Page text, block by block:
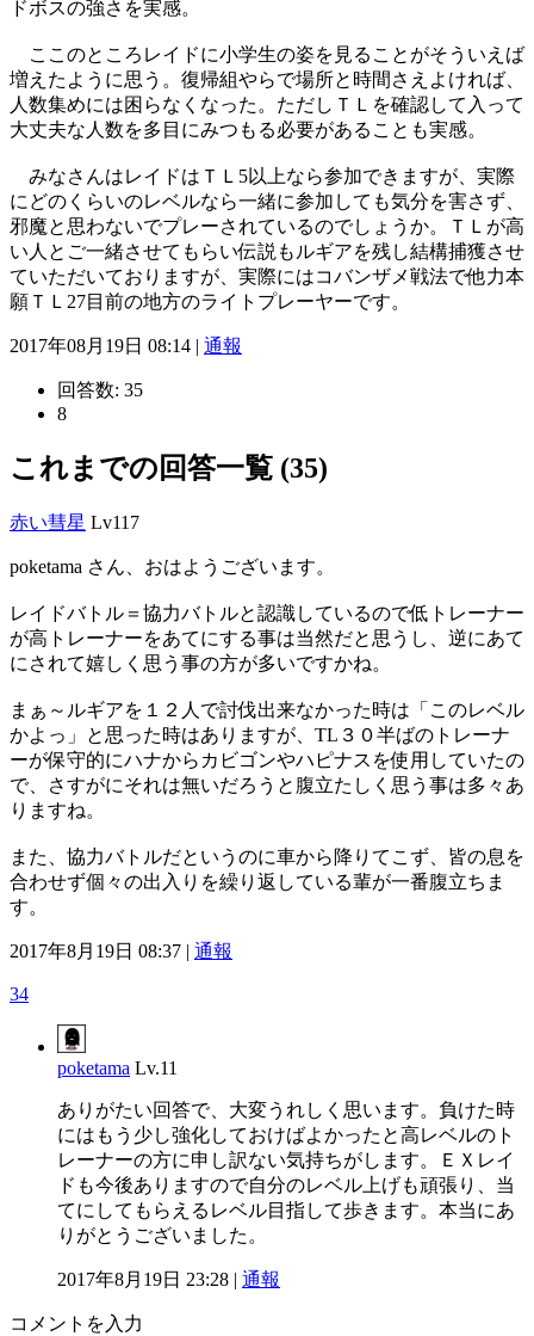
ドボスの強さを実感。
ここのところレイドに小学生の姿を見ることがそういえば
増えたように思う。復帰組やらで場所と時間さえよければ、
人数集めには困らなくなった。ただしＴＬを確認して入って
大丈夫な人数を多目にみつもる必要があることも実感。
みなさんはレイドはＴＬ5以上なら参加できますが、実際
にどのくらいのレベルなら一緒に参加しても気分を害さず、
邪魔と思わないでプレーされているのでしょうか。ＴＬが高
い人とご一緒させてもらい伝説もルギアを残し結構捕獲させ
ていただいておりますが、実際にはコバンザメ戦法で他力本
願ＴＬ27目前の地方のライトプレーヤーです。
2017年08月19日 08:14 | 通報
回答数: 35
8
これまでの回答一覧 (35)
赤い彗星 Lv117
poketama さん、おはようございます。
レイドバトル＝協力バトルと認識しているので低トレーナー
が高トレーナーをあてにする事は当然だと思うし、逆にあて
にされて嬉しく思う事の方が多いですかね。
まぁ～ルギアを１２人で討伐出来なかった時は「このレベル
かよっ」と思った時はありますが、TL３０半ばのトレーナ
ーが保守的にハナからカビゴンやハピナスを使用していたの
で、さすがにそれは無いだろうと腹立たしく思う事は多々あ
りますね。
また、協力バトルだというのに車から降りてこず、皆の息を
合わせず個々の出入りを繰り返している輩が一番腹立ちま
す。
2017年8月19日 08:37 | 通報
34
poketama Lv.11
ありがたい回答で、大変うれしく思います。負けた時
にはもう少し強化しておけばよかったと高レベルのト
レーナーの方に申し訳ない気持ちがします。ＥＸレイ
ドも今後ありますので自分のレベル上げも頑張り、当
てにしてもらえるレベル目指して歩きます。本当にあ
りがとうございました。
2017年8月19日 23:28 | 通報
コメントを入力